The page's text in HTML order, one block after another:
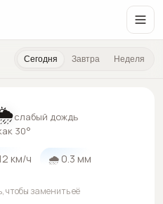
Сегодня Завтра Неделя
слабый дождь
30°
км/ч 🌧 0.3 мм
чтобы заменить её